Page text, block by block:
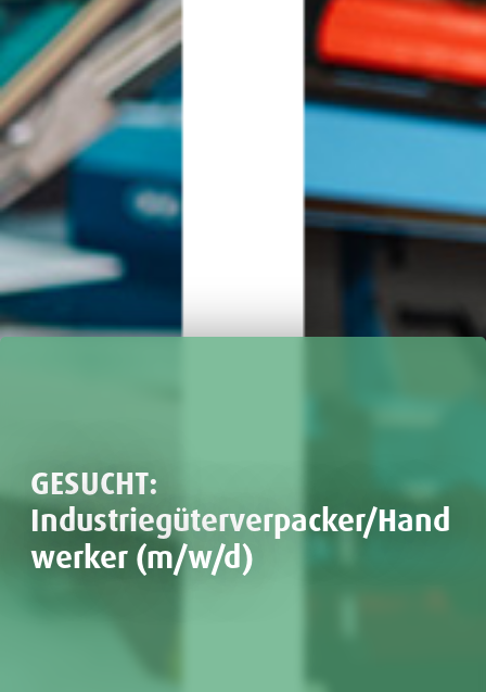
GESUCHT:
Industriegüterverpacker/Hand
werker (m/w/d)